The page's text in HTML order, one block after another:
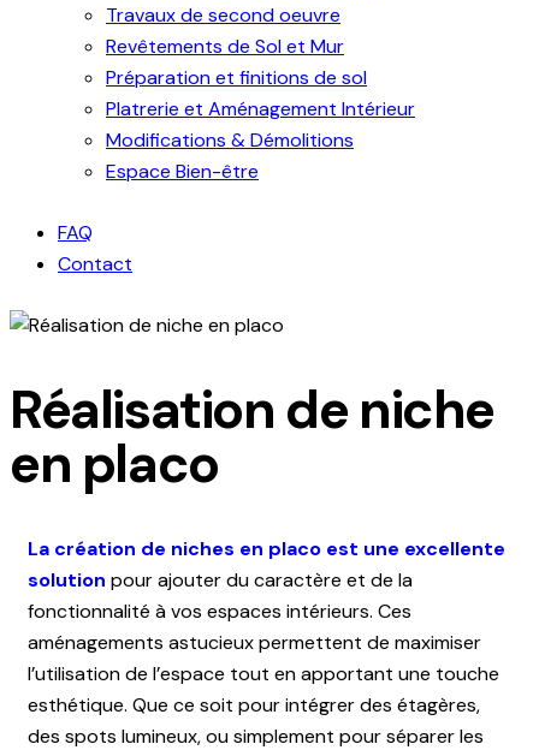
Travaux de second oeuvre
Revêtements de Sol et Mur
Préparation et finitions de sol
Platrerie et Aménagement Intérieur
Modifications & Démolitions
Espace Bien-être
FAQ
Contact
Réalisation de niche
en placo
La création de niches en placo est une excellente
solution pour ajouter du caractère et de la
fonctionnalité à vos espaces intérieurs. Ces
aménagements astucieux permettent de maximiser
l’utilisation de l’espace tout en apportant une touche
esthétique. Que ce soit pour intégrer des étagères,
des spots lumineux, ou simplement pour séparer les